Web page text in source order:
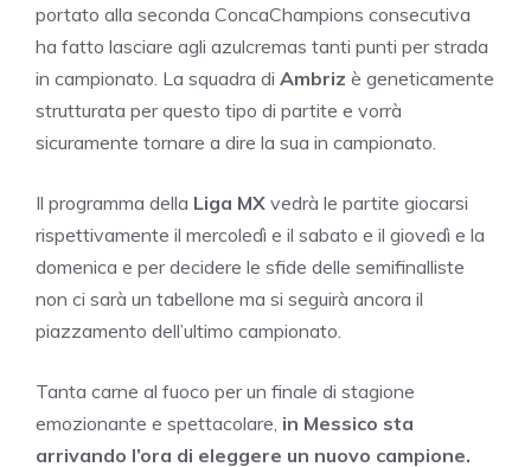
portato alla seconda ConcaChampions consecutiva
ha fatto lasciare agli azulcremas tanti punti per strada
in campionato. La squadra di Ambriz è geneticamente
strutturata per questo tipo di partite e vorrà
sicuramente tornare a dire la sua in campionato.
Il programma della Liga MX vedrà le partite giocarsi
rispettivamente il mercoledì e il sabato e il giovedì e la
domenica e per decidere le sfide delle semifinalliste
non ci sarà un tabellone ma si seguirà ancora il
piazzamento dell’ultimo campionato.
Tanta carne al fuoco per un finale di stagione
emozionante e spettacolare, in Messico sta
arrivando l’ora di eleggere un nuovo campione.